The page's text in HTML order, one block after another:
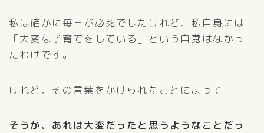
私は確かに毎日が必死でしたけれど、私自身には
「大変な子育てをしている」という自覚はなかっ
たわけです。
けれど、その言葉をかけられたことによって
そうか、あれは大変だったと思うようなことだっ